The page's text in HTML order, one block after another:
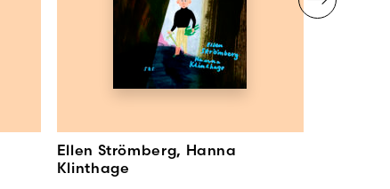
Ellen Strömberg, Hanna
Klinthage